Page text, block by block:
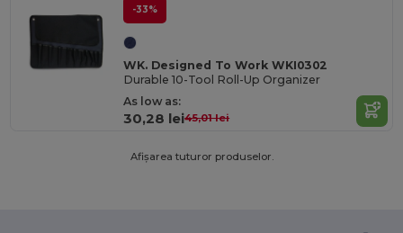
-33%
WK. Designed To Work WKI0302
Durable 10-Tool Roll-Up Organizer
As low as:
30,28 lei45,01 lei
Afișarea tuturor produselor.